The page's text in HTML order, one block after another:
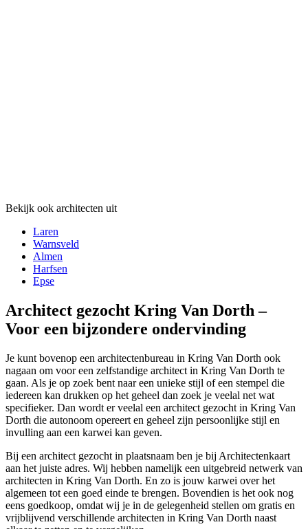
Bekijk ook architecten uit
Laren
Warnsveld
Almen
Harfsen
Epse
Architect gezocht Kring Van Dorth –
Voor een bijzondere ondervinding
Je kunt bovenop een architectenbureau in Kring Van Dorth ook
nagaan om voor een zelfstandige architect in Kring Van Dorth te
gaan. Als je op zoek bent naar een unieke stijl of een stempel die
iedereen kan drukken op het geheel dan zoek je veelal net wat
specifieker. Dan wordt er veelal een architect gezocht in Kring Van
Dorth die autonoom opereert en geheel zijn persoonlijke stijl en
invulling aan een karwei kan geven.
Bij een architect gezocht in plaatsnaam ben je bij Architectenkaart
aan het juiste adres. Wij hebben namelijk een uitgebreid netwerk van
architecten in Kring Van Dorth. En zo is jouw karwei over het
algemeen tot een goed einde te brengen. Bovendien is het ook nog
eens goedkoop, omdat wij je in de gelegenheid stellen om gratis en
vrijblijvend verschillende architecten in Kring Van Dorth naast